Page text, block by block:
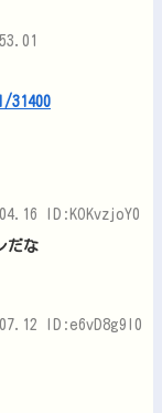
ID:KOKvzjoY0
だな
ID:e6vD8g9l0